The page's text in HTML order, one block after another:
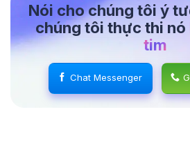
Nói cho chúng tôi ý
chúng tôi thực thi nó
tim
Chat Messenger